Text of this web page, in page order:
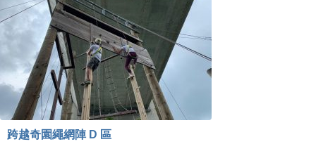
跨越奇園繩網陣 D 區